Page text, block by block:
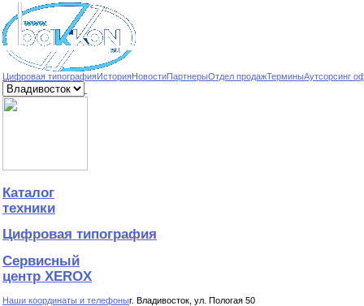
Цифровая типографияИсторияНовостиПартнерыОтдел продажТерминыАутсорсинг
Каталог
техники
Цифровая типография
Сервисный
центр XEROX
Наши координаты и телефоныг. Владивосток, ул. Пологая 50